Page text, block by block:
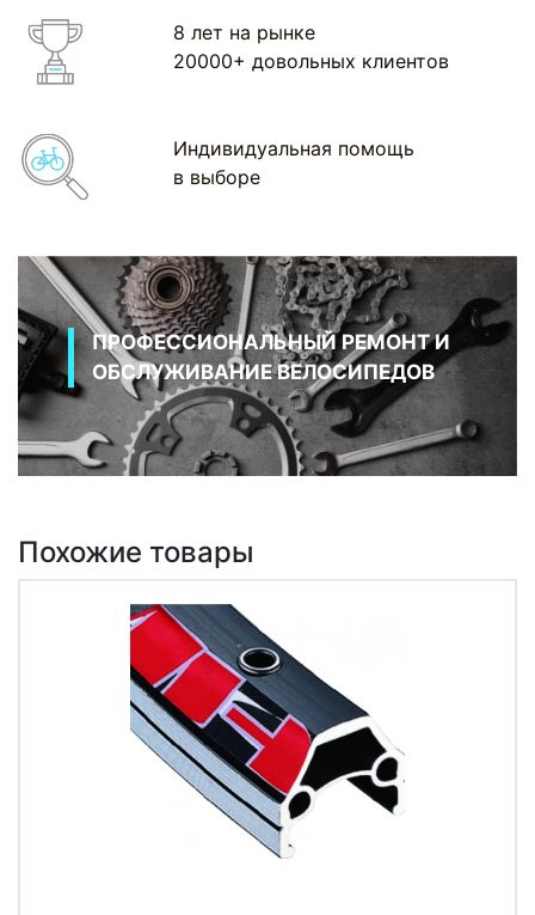
8 лет на рынке
20000+ довольных клиентов
Индивидуальная помощь
в выборе
ПРОФЕССИОНАЛЬНЫЙ РЕМОНТ И
ОБСЛУЖИВАНИЕ ВЕЛОСИПЕДОВ
Похожие товары